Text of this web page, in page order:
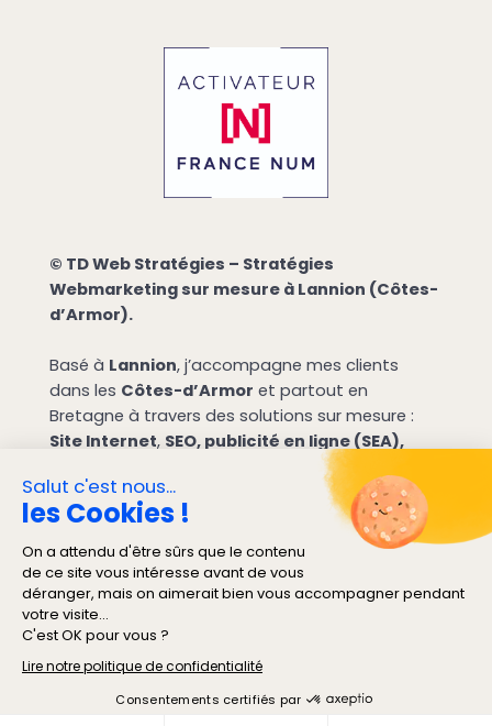
© TD Web Stratégies – Stratégies
Webmarketing sur mesure à Lannion (Côtes-
d’Armor).
Basé à Lannion, j’accompagne mes clients
dans les Côtes-d’Armor et partout en
Bretagne à travers des solutions sur mesure :
Site Internet, SEO, publicité en ligne (SEA),
réseaux sociaux et marketing de contenu
Me Contacter
TD Web Stratégies (Thomas DESJARDINS)
11 Rue René Descartes
22300 Lannion
France
(+33) 0631962172
Mentions légales